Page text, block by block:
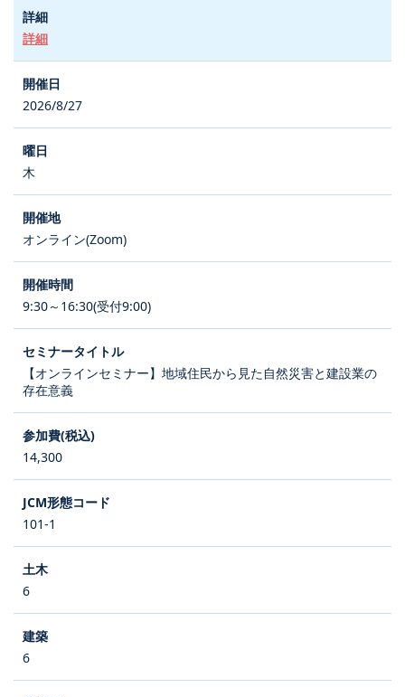
詳細
2026/8/27
木
オンライン(Zoom)
9:30～16:30(受付9:00)
【オンラインセミナー】地域住民から見た自然災害と建設業の
存在意義
14,300
101-1
6
6